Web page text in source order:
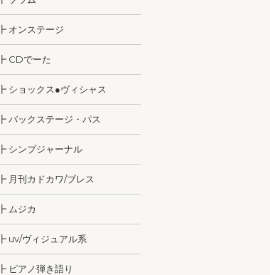
┣ オンステージ
┣ CDでーた
┣ ショックス●ヴィシャス
┣ バックステージ・パス
┣ シンプジャーナル
┣ 月刊カドカワ/ブレス
┣ ムジカ
┣ uv/ヴィジュアル系
┣ ピアノ弾き語り